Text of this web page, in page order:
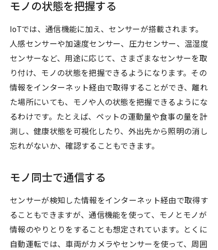
モノの状態を把握する
IoTでは、通信機能に加え、センサーが搭載されます。
人感センサーや加速度センサー、圧力センサー、温湿度
センサーなど、用途に応じて、さまざまなセンサーを取
り付け、モノの状態を把握できるようになります。その
情報をインターネット経由で取得することができ、離れ
た場所にいても、モノや人の状態を把握できるようにな
るわけです。たとえば、ペットの運動量や食事の量を計
測し、健康状態を可視化したり、外出先から照明の消し
忘れがないか、確認することもできます。
モノ同士で通信する
センサーが検知した情報をインターネット経由で取得す
ることもできますが、通信機能を使って、モノとモノが
情報のやりとりをすることも想定されています。とくに
自動運転では、車両がカメラやセンサーを使って、周囲